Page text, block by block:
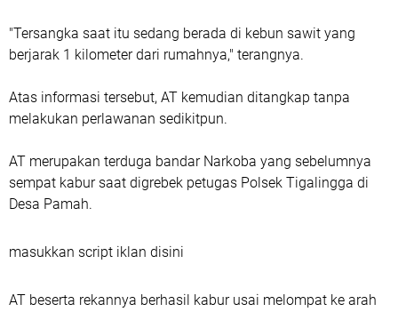
"Tersangka saat itu sedang berada di kebun sawit yang
berjarak 1 kilometer dari rumahnya," terangnya.
Atas informasi tersebut, AT kemudian ditangkap tanpa
melakukan perlawanan sedikitpun.
AT merupakan terduga bandar Narkoba yang sebelumnya
sempat kabur saat digrebek petugas Polsek Tigalingga di
Desa Pamah.
masukkan script iklan disini
AT beserta rekannya berhasil kabur usai melompat ke arah